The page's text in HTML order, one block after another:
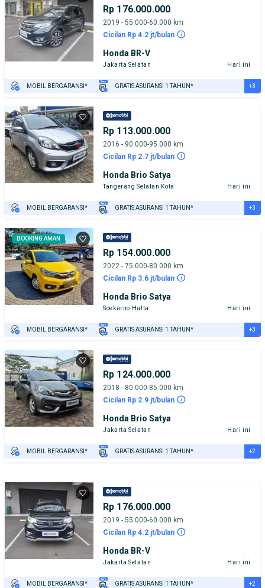
Rp 176.000.000
2019 - 55.000-60.000 km
Cicilan Rp 4.2 jt/bulan
Honda BR-V
Jakarta Selatan Hari ini
MOBIL BERGARANSI* GRATIS ASURANSI 1 TAHUN*
PENJUAL TERVERIFIKASI
+3
Rp 113.000.000
2016 - 90.000-95.000 km
Cicilan Rp 2.7 jt/bulan
Honda Brio Satya
Tangerang Selatan Kota Hari ini
MOBIL BERGARANSI* GRATIS ASURANSI 1 TAHUN*
PENJUAL TERVERIFIKASI
+3
BOOKING AMAN
Rp 154.000.000
2022 - 75.000-80.000 km
Cicilan Rp 3.6 jt/bulan
Honda Brio Satya
Soekarno Hatta Hari ini
MOBIL BERGARANSI* GRATIS ASURANSI 1 TAHUN*
PENJUAL TERVERIFIKASI
+3
Rp 124.000.000
2018 - 80.000-85.000 km
Cicilan Rp 2.9 jt/bulan
Honda Brio Satya
Jakarta Selatan Hari ini
MOBIL BERGARANSI* GRATIS ASURANSI 1 TAHUN* +2
Rp 176.000.000
2019 - 55.000-60.000 km
Cicilan Rp 4.2 jt/bulan
Honda BR-V
Jakarta Selatan Hari ini
MOBIL BERGARANSI* GRATIS ASURANSI 1 TAHUN* +2